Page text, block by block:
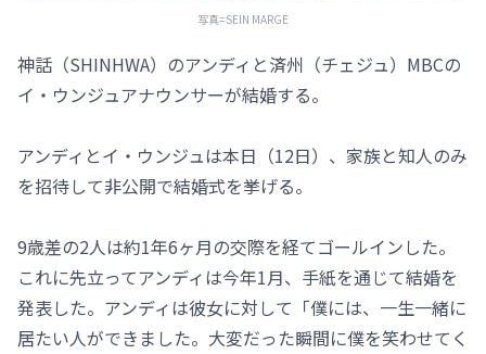
写真=SEIN MARGE
神話（SHINHWA）のアンディと済州（チェジュ）MBCの
イ・ウンジュアナウンサーが結婚する。
アンディとイ・ウンジュは本日（12日）、家族と知人のみ
を招待して非公開で結婚式を挙げる。
9歳差の2人は約1年6ヶ月の交際を経てゴールインした。
これに先立ってアンディは今年1月、手紙を通じて結婚を
発表した。アンディは彼女に対して「僕には、一生一緒に
居たい人ができました。大変だった瞬間に僕を笑わせてく